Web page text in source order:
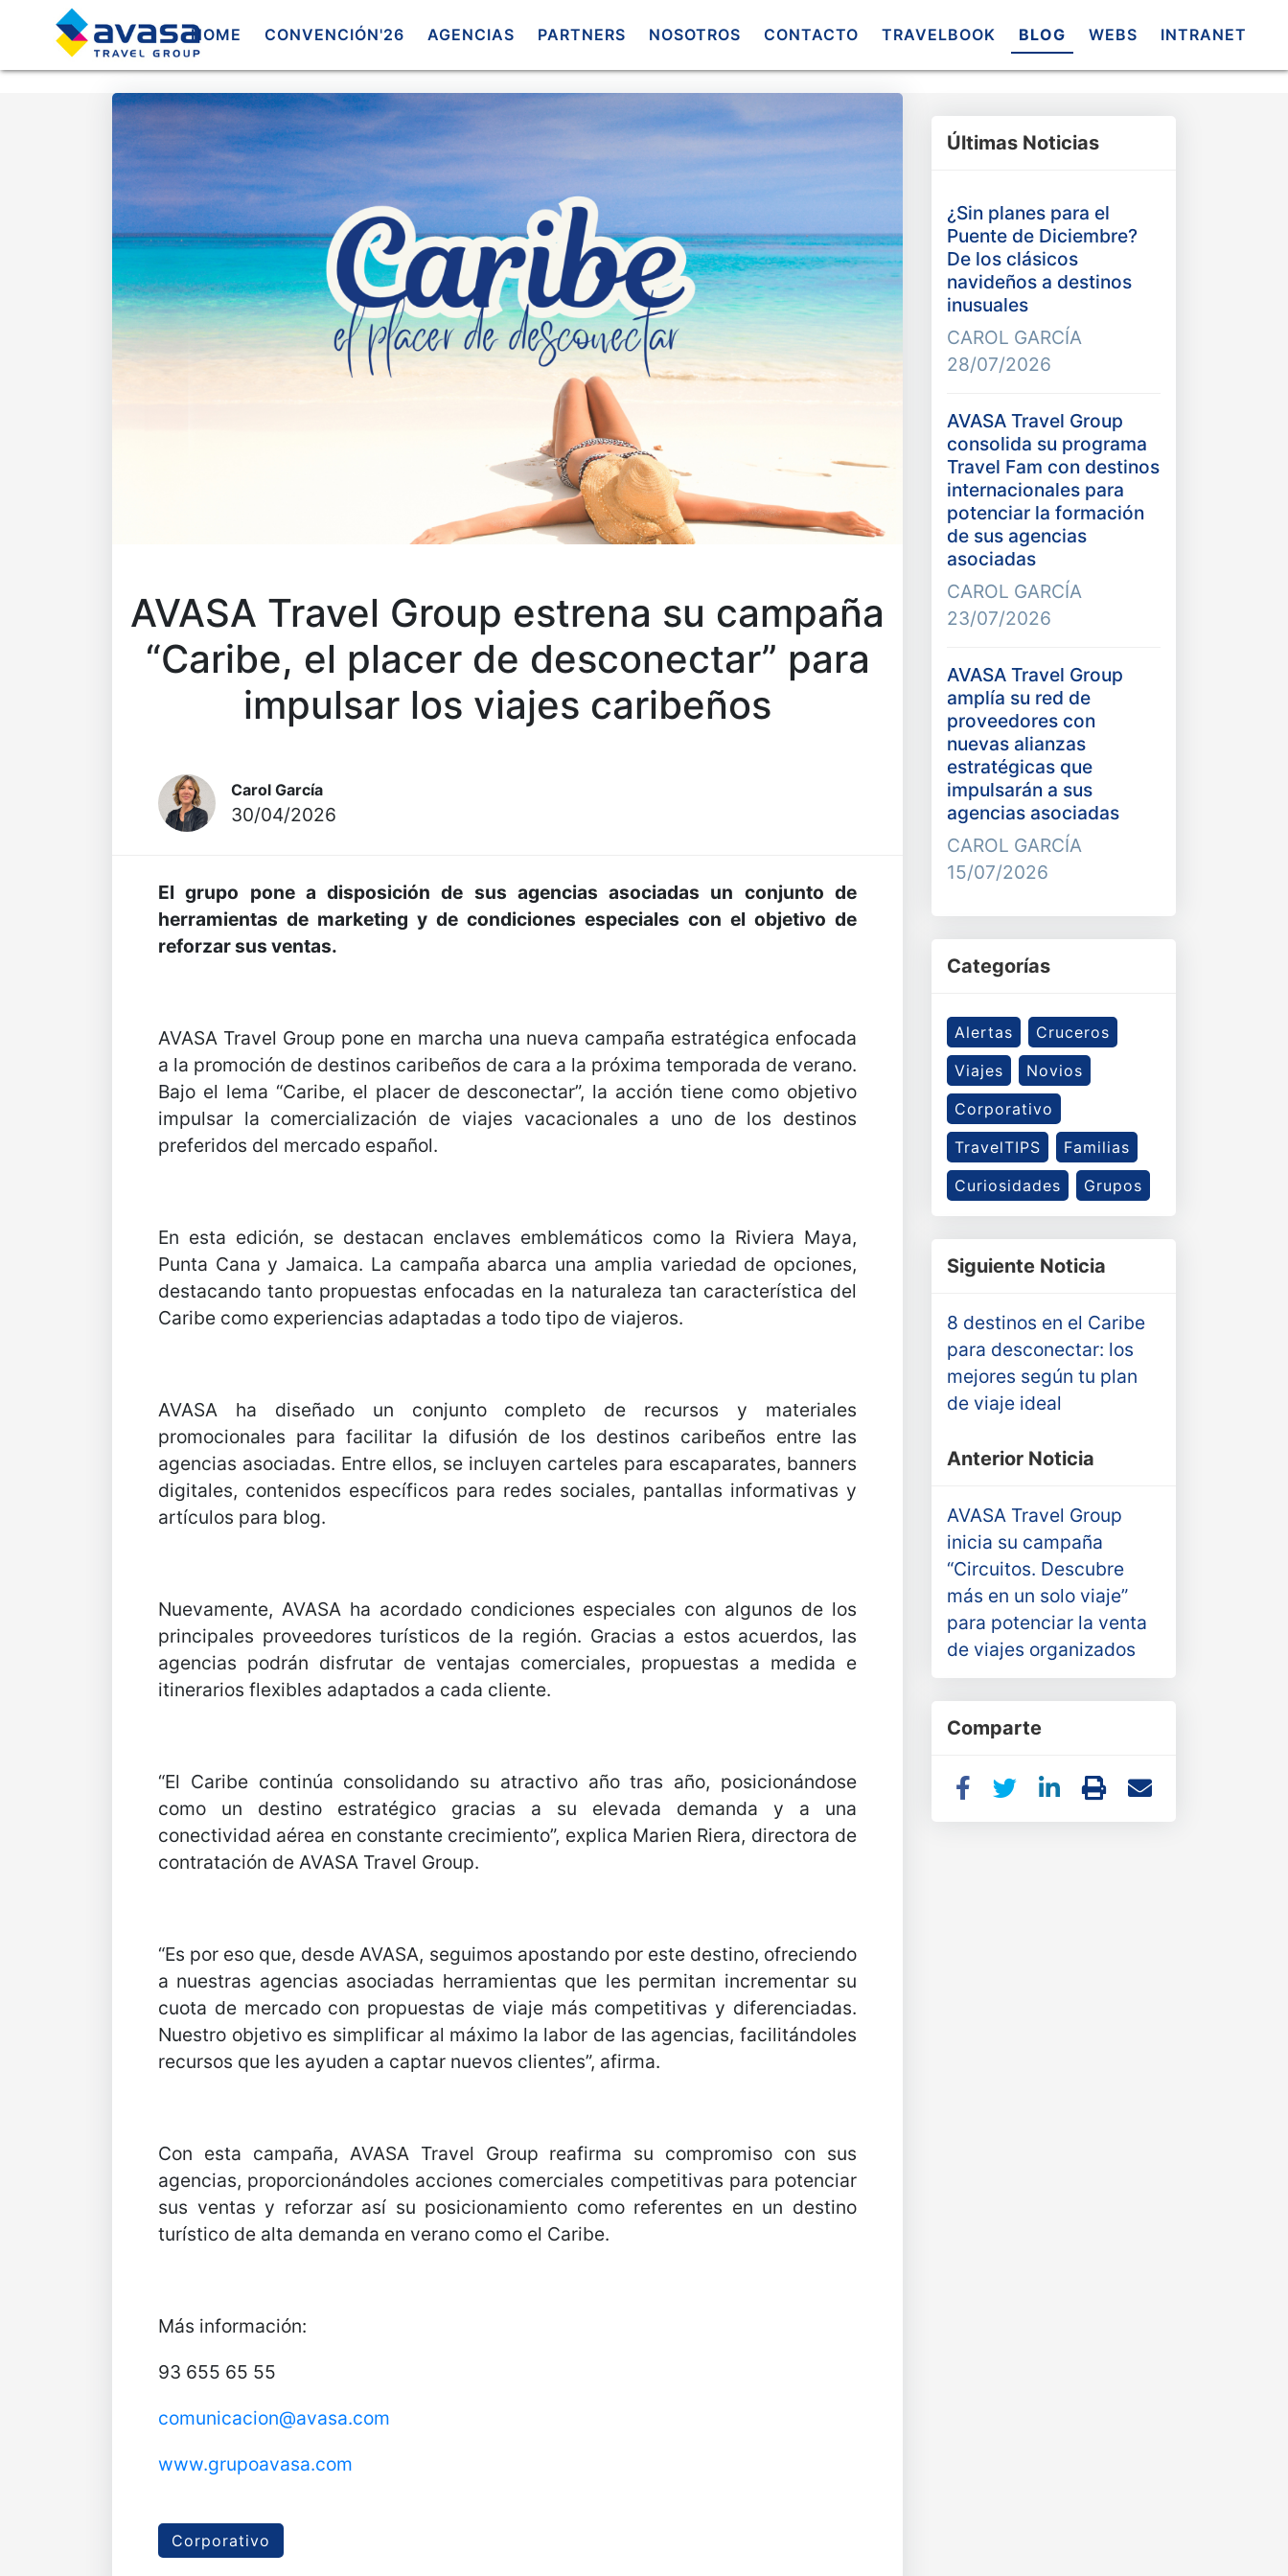
HOME CONVENCIÓN'26 AGENCIAS PARTNERS NOSOTROS CONTACTO TRAVELBOOK BLOG WEBS INTRANET
AVASA Travel Group estrena su campaña
“Caribe, el placer de desconectar” para
impulsar los viajes caribeños
Carol García
30/04/2026
El grupo pone a disposición de sus agencias asociadas un conjunto de
herramientas de marketing y de condiciones especiales con el objetivo de
reforzar sus ventas.
AVASA Travel Group pone en marcha una nueva campaña estratégica enfocada
a la promoción de destinos caribeños de cara a la próxima temporada de verano.
Bajo el lema “Caribe, el placer de desconectar”, la acción tiene como objetivo
impulsar la comercialización de viajes vacacionales a uno de los destinos
preferidos del mercado español.
En esta edición, se destacan enclaves emblemáticos como la Riviera Maya,
Punta Cana y Jamaica. La campaña abarca una amplia variedad de opciones,
destacando tanto propuestas enfocadas en la naturaleza tan característica del
Caribe como experiencias adaptadas a todo tipo de viajeros.
AVASA ha diseñado un conjunto completo de recursos y materiales
promocionales para facilitar la difusión de los destinos caribeños entre las
agencias asociadas. Entre ellos, se incluyen carteles para escaparates, banners
digitales, contenidos específicos para redes sociales, pantallas informativas y
artículos para blog.
Nuevamente, AVASA ha acordado condiciones especiales con algunos de los
principales proveedores turísticos de la región. Gracias a estos acuerdos, las
agencias podrán disfrutar de ventajas comerciales, propuestas a medida e
itinerarios flexibles adaptados a cada cliente.
“El Caribe continúa consolidando su atractivo año tras año, posicionándose
como un destino estratégico gracias a su elevada demanda y a una
conectividad aérea en constante crecimiento”, explica Marien Riera, directora de
contratación de AVASA Travel Group.
“Es por eso que, desde AVASA, seguimos apostando por este destino, ofreciendo
a nuestras agencias asociadas herramientas que les permitan incrementar su
cuota de mercado con propuestas de viaje más competitivas y diferenciadas.
Nuestro objetivo es simplificar al máximo la labor de las agencias, facilitándoles
recursos que les ayuden a captar nuevos clientes”, afirma.
Con esta campaña, AVASA Travel Group reafirma su compromiso con sus
agencias, proporcionándoles acciones comerciales competitivas para potenciar
sus ventas y reforzar así su posicionamiento como referentes en un destino
turístico de alta demanda en verano como el Caribe.
Más información:
93 655 65 55
comunicacion@avasa.com
www.grupoavasa.com
Corporativo
Últimas Noticias
¿Sin planes para el
Puente de Diciembre?
De los clásicos
navideños a destinos
inusuales
CAROL GARCÍA
28/07/2026
AVASA Travel Group
consolida su programa
Travel Fam con destinos
internacionales para
potenciar la formación
de sus agencias
asociadas
CAROL GARCÍA
23/07/2026
AVASA Travel Group
amplía su red de
proveedores con
nuevas alianzas
estratégicas que
impulsarán a sus
agencias asociadas
CAROL GARCÍA
15/07/2026
Categorías
Alertas
Cruceros
Viajes
Novios
Corporativo
TravelTIPS
Familias
Curiosidades
Grupos
Siguiente Noticia
8 destinos en el Caribe
para desconectar: los
mejores según tu plan
de viaje ideal
Anterior Noticia
AVASA Travel Group
inicia su campaña
“Circuitos. Descubre
más en un solo viaje”
para potenciar la venta
de viajes organizados
Comparte